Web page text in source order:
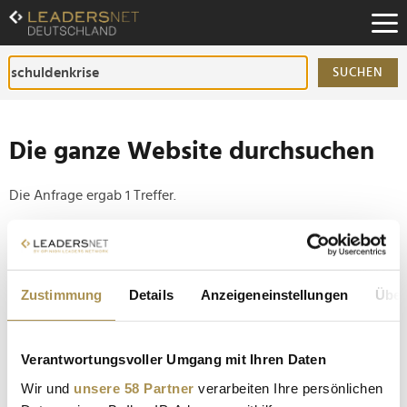
Zustimmung Details Anzeigeneinstellungen
Verantwortungsvoller Umgang mit Ihren Daten
Wir und unsere 58 Partner verarbeiten Ihre persönlichen
Zum
Inhalt
Zur
Fußzeilen-
Navigation
SUCHEN
Die ganze Website durchsuchen
Die Anfrage ergab 1 Treffer.
Tipp
Setzen Sie die gesuchten Wörter zwischen
Anführungszeichen: zb "Vorname Nachname".
Schulden und Klimawandel treiben Managern die
Sorgenfalten auf die Stirn